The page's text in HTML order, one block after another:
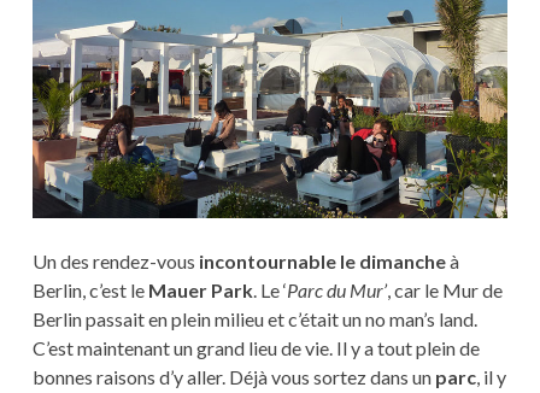
Un des rendez-vous incontournable le dimancheà
Berlin, c’est le Mauer Park. Le ‘Parc du Mur’, car le Mur de
Berlin passait en plein milieu et c’était un no man’s land.
C’est maintenant un grand lieu de vie. Il y a tout plein de
bonnes raisons d’y aller. Déjà vous sortez dans un parc, il y